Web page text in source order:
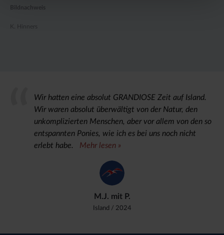
Bildnachweis
K. Hinners
M.J. mit P.
Island / 2024
Wir hatten eine absolut GRANDIOSE Zeit auf Island.
Wir waren absolut überwältigt von der Natur, den
unkomplizierten Menschen, aber vor allem von den so
entspannten Ponies, wie ich es bei uns noch nicht
erlebt habe. Mehr lesen »